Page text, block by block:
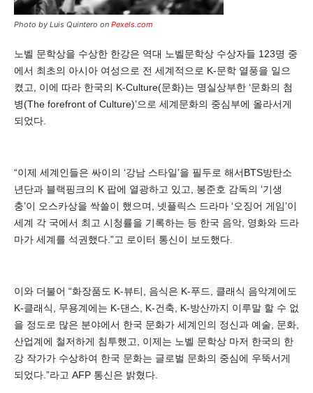
Photo by Luis Quintero on Pexels.com
노벨 문학상을 수상한 한강은 역대 노벨문학상 수상자들 123명 중
에서 최초의 아시아 여성으로 전 세계적으로 K-문학 열풍을 일으
켰고, 이에 따라 한국의 K-Culture(문화)는 명실상부한 ‘문화의 첨
병(The forefront of Culture)’으로 세계문화의 중심부에 올라서게
되었다.
“이제 세계인들은 싸이의 ‘강남 스타일’을 필두로 해서BTS방탄소
년단과 블랙핑크의 K 팝에 열광하고 있고, 봉준호 감독의 ‘기생
충’이 오스카상을 싹쓸이 했으며, 넷플릭스 드라마 ‘오징어 게임’이
세계 각 국에서 최고 시청률을 기록하는 등 한국 음악, 영화와 드라
마가 세계를 석권했다.”고 로이터 통신이 보도했다.
이와 더불어 “화장품도 K-뷰티, 음식은 K-푸드, 클래식 음악계에도
K-클래식, 무용계에는 K-댄스, K-건축, K-방산까지 이루말 할 수 없
을 정도로 많은 분야에서 한국 문화가 세계인의 정신과 예술, 문화,
산업계에 철저하게 침투했고, 이제는 노벨 문학상 마저 한국의 한
강 작가가 수상하여 한국 문화는 글로벌 문화의 중심에 우뚝서게
되었다.”라고 AFP 통신은 밝혔다.